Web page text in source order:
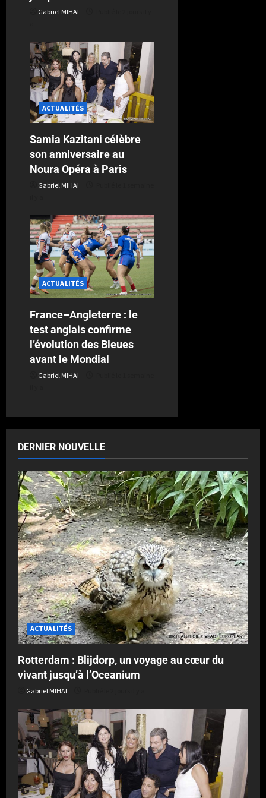
Gabriel MIHAI
ACTUALITÉS
Samia Kazitani célèbre
son anniversaire au
Noura Opéra à Paris
Gabriel MIHAI
ACTUALITÉS
France–Angleterre : le
test anglais confirme
l’évolution des Bleues
avant le Mondial
Gabriel MIHAI
DERNIER NOUVELLE
ACTUALITÉS
Rotterdam : Blijdorp, un voyage au cœur du
vivant jusqu’à l’Oceanium
Gabriel MIHAI